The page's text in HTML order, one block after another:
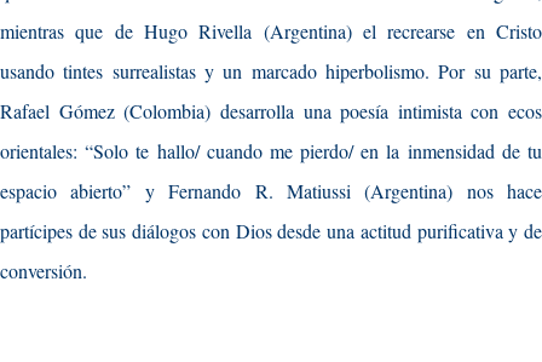
mientras que de Hugo Rivella (Argentina) el recrearse en Cristo
usando tintes surrealistas y un marcado hiperbolismo. Por su parte,
Rafael Gómez (Colombia) desarrolla una poesía intimista con ecos
orientales: “Solo te hallo/ cuando me pierdo/ en la inmensidad de tu
espacio abierto” y Fernando R. Matiussi (Argentina) nos hace
partícipes de sus diálogos con Dios desde una actitud purificativa y de
conversión.